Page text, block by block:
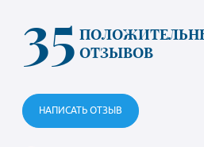
35 ОТЗЫВОВ
НАПИСАТЬ ОТЗЫВ